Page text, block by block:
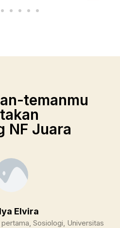
temanmu
NF Juara
Elvira
Sosiologi, Universitas